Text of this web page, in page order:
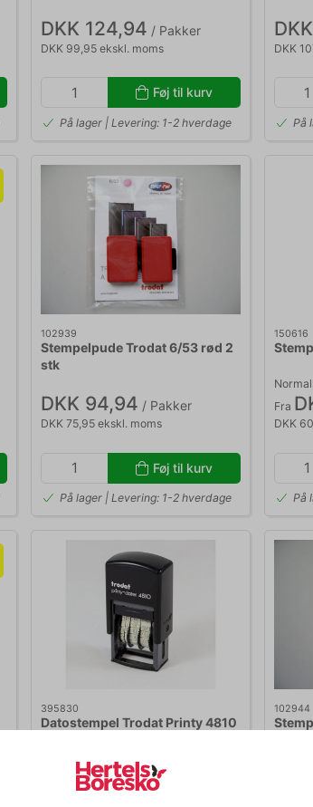
DKK 124,94 / Pakker
DKK 99,95 ekskl. moms
Føj til kurv
På lager | Levering: 1-2 hverdage
DKK
På
102939
Stempelpude Trodat 6/53 rød 2
stk
DKK 94,94 / Pakker
DKK 75,95 ekskl. moms
Føj til kurv
På lager | Levering: 1-2 hverdage
150616
Fra
DKK
På
395830
Datostempel Trodat Printy 4810
DKK 173,44/ Stk.
102944
DKK